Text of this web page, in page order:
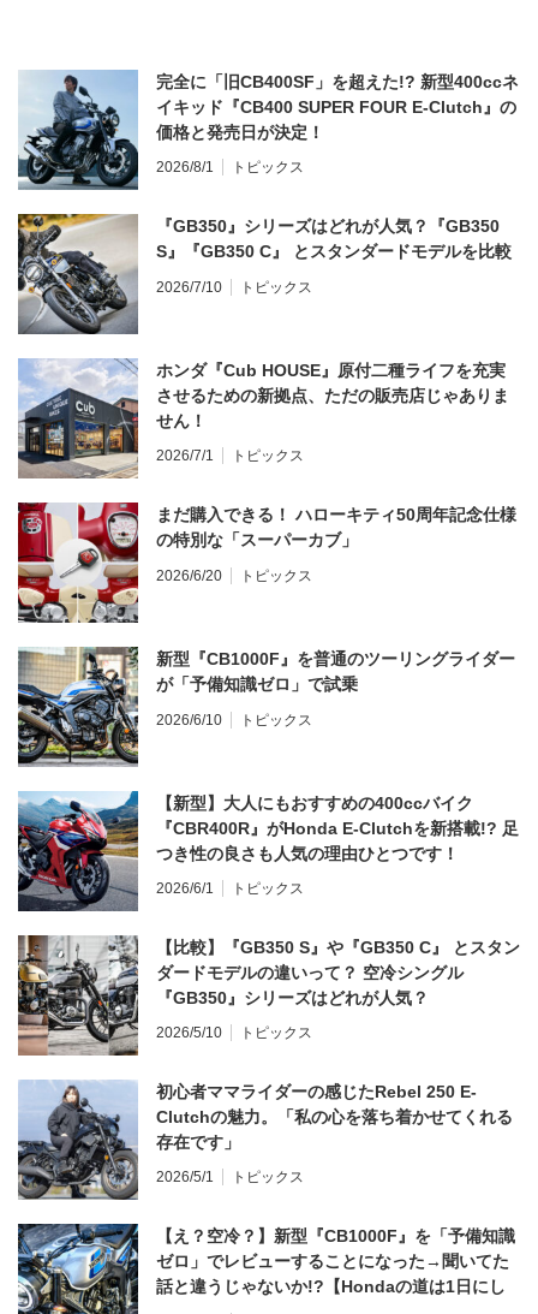
完全に「旧CB400SF」を超えた!? 新型400ccネ
イキッド『CB400 SUPER FOUR E-Clutch』の
価格と発売日が決定！
2026/8/1 トピックス
『GB350』シリーズはどれが人気？『GB350
S』『GB350 C』 とスタンダードモデルを比較
2026/7/10 トピックス
ホンダ『Cub HOUSE』原付二種ライフを充実
させるための新拠点、ただの販売店じゃありま
せん！
2026/7/1 トピックス
まだ購入できる！ ハローキティ50周年記念仕様
の特別な「スーパーカブ」
2026/6/20 トピックス
新型『CB1000F』を普通のツーリングライダー
が「予備知識ゼロ」で試乗
2026/6/10 トピックス
【新型】大人にもおすすめの400ccバイク
『CBR400R』がHonda E-Clutchを新搭載!? 足
つき性の良さも人気の理由ひとつです！
2026/6/1 トピックス
【比較】『GB350 S』や『GB350 C』 とスタン
ダードモデルの違いって？ 空冷シングル
『GB350』シリーズはどれが人気？
2026/5/10 トピックス
初心者ママライダーの感じたRebel 250 E-
Clutchの魅力。「私の心を落ち着かせてくれる
存在です」
2026/5/1 トピックス
【え？空冷？】新型『CB1000F』を「予備知識
ゼロ」でレビューすることになった→聞いてた
話と違うじゃないか!?【Hondaの道は1日にし